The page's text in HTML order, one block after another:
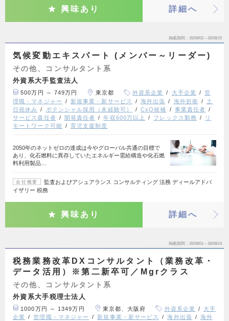
興味あり 詳細へ
掲載期間 26/08/02～26/08/15
気候変動エキスパート (メンバー～リーダー)
その他、コンサルタント系
外資系大手監査法人
500万円 ～ 749万円 東京都 外資系企業 大手企業
管
理職・マネジャー
新規事業・新サービス 海外出張 海外折衝
土
日祝休み
ポテンシャル採用（未経験可） CxO候補
事業責任者
サービス責任者
開発責任者 年収600万以上 フレックス勤務
リ
モートワーク可能
育児支援制度
2050年のネットゼロの達成は今やグローバル共通の目標で
あり、化石燃料に異存していたエネルギー需給構造や化石燃
料利用製品…
会社概要
監査およびアシュアランス コンサルティング 法務 ディールアドバ
イザリー 税務
興味あり 詳細へ
掲載期間 26/08/01～26/08/14
税務業務改革DXコンサルタント（業務改革・
データ活用）※第二新卒可／Mgrクラス
その他、コンサルタント系
外資系大手税理士法人
1000万円 ～ 1349万円 東京都、大阪府 外資系企業
大手
企業
管理職・マネジャー 新規事業・新サービス 海外出張
海外